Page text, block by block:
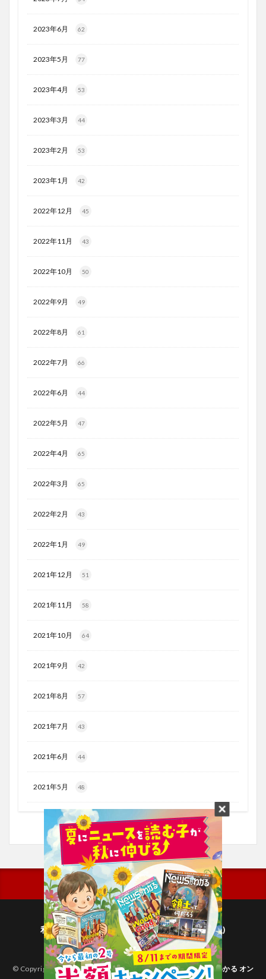
2023年6月 62
2023年5月 77
2023年4月 53
2023年3月 44
2023年2月 53
2023年1月 42
2022年12月 45
2022年11月 43
2022年10月 50
2022年9月 49
2022年8月 61
2022年7月 66
2022年6月 44
2022年5月 47
2022年4月 65
2022年3月 65
2022年2月 43
2022年1月 49
2021年12月 51
2021年11月 58
2021年10月 64
2021年9月 42
2021年8月 57
2021年7月 43
2021年6月 44
2021年5月 48
利用規約
プライバシーポリシー(毎日新聞出版)
個人情報について(毎日新聞社)
© Copyright 2026子どものためのニュース雑誌「ニュースがわかる オン